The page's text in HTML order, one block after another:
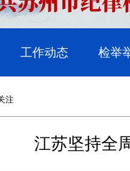
工作动态 检举
注
江苏坚持全